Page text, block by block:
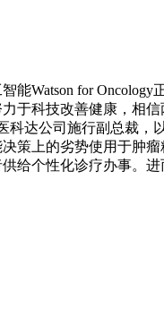
能Watson for Oncology
于科技改善健康，相
科达公司施行副总裁
策上的劣势使用于肿
给个性化诊疗办事。